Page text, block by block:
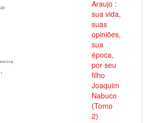
Araujo :
sua vida,
suas
opiniões,
sua
época,
por seu
filho
Joaquim
Nabuco
(Tomo
2)